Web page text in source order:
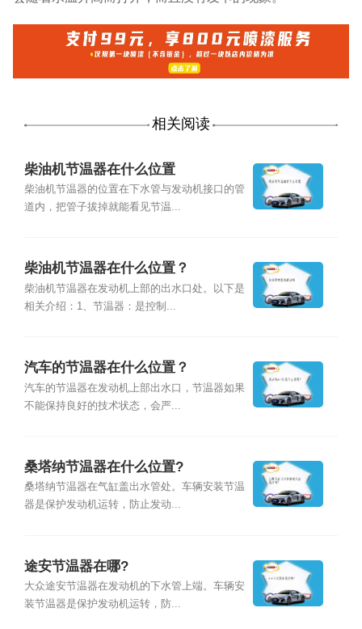
相关阅读
柴油机节温器在什么位置
柴油机节温器的位置在下水管与发动机接口的管
道内，把管子拔掉就能看见节温...
柴油机节温器在什么位置？
柴油机节温器在发动机上部的出水口处。以下是
相关介绍：1、节温器：是控制...
汽车的节温器在什么位置？
汽车的节温器在发动机上部出水口，节温器如果
不能保持良好的技术状态，会严...
桑塔纳节温器在什么位置?
桑塔纳节温器在气缸盖出水管处。车辆安装节温
器是保护发动机运转，防止发动...
途安节温器在哪?
大众途安节温器在发动机的下水管上端。车辆安
装节温器是保护发动机运转，防...